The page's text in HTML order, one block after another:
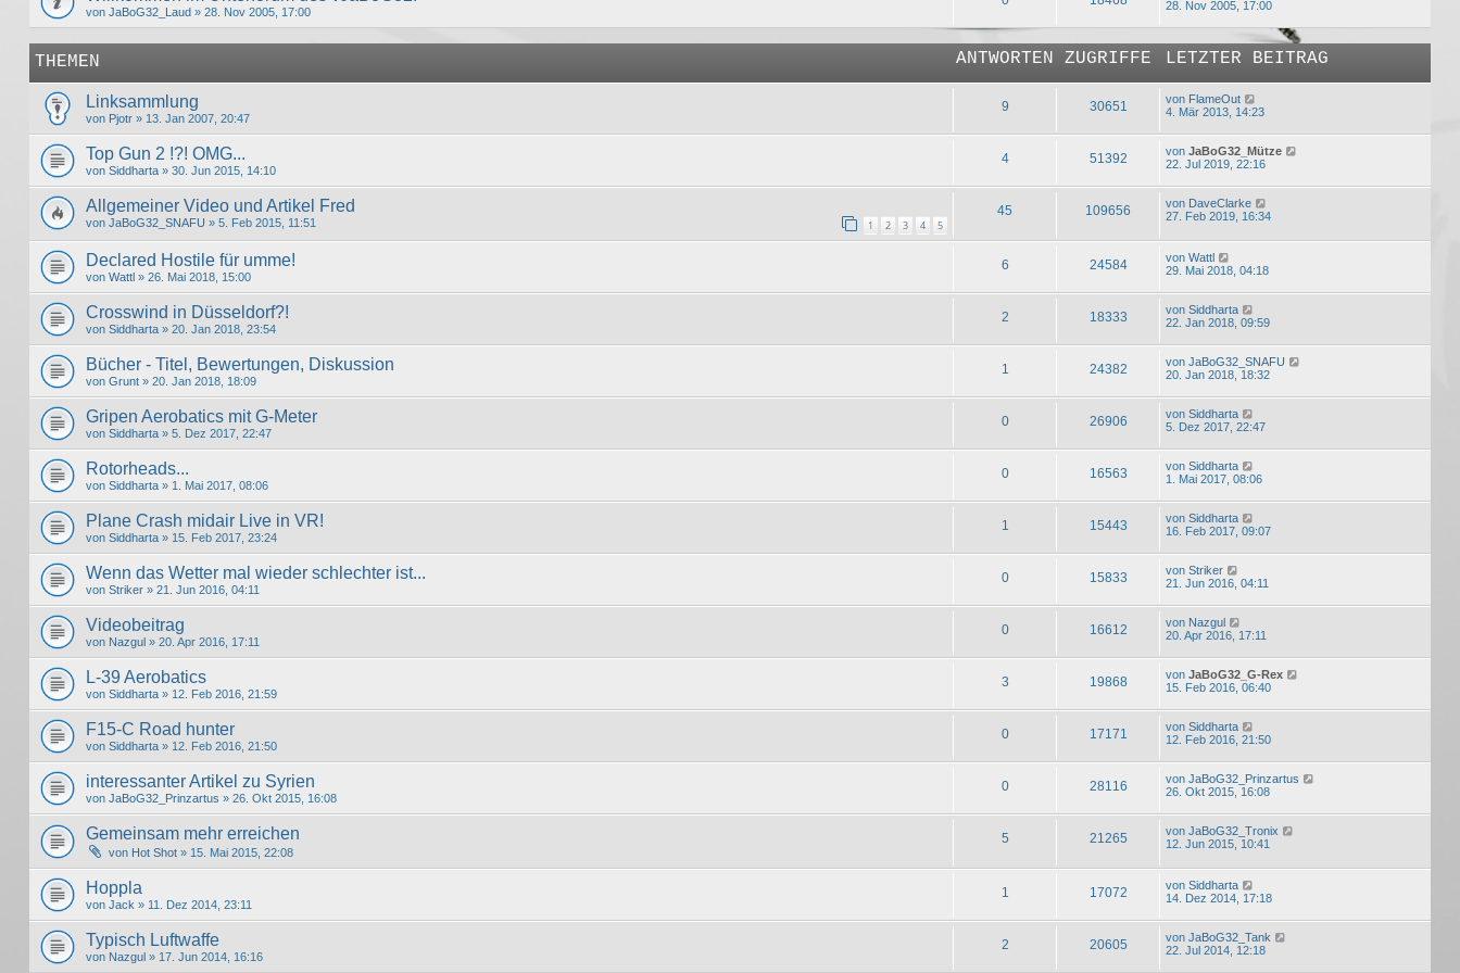
von JaBoG32_Laud » 28. Nov 2005, 17:00 28. Nov 2005, 17:00
THEMEN ANTWORTEN ZUGRIFFE LETZTER BEITRAG
Linksammlung
von Pjotr » 13. Jan 2007, 20:47
9 30651 von FlameOut
4. Mär 2013, 14:23
Top Gun 2 !?! OMG...
von Siddharta » 30. Jun 2015, 14:10
4 51392 von JaBoG32_Mütze
22. Jul 2019, 22:16
Allgemeiner Video und Artikel Fred
von JaBoG32_SNAFU » 5. Feb 2015, 11:51 1 2 3 4 5
45 109656 von DaveClarke
27. Feb 2019, 16:34
Declared Hostile für umme!
von Wattl » 26. Mai 2018, 15:00
6 24584 von Wattl
29. Mai 2018, 04:18
Crosswind in Düsseldorf?!
von Siddharta » 20. Jan 2018, 23:54
2 18333 von Siddharta
22. Jan 2018, 09:59
Bücher - Titel, Bewertungen, Diskussion
von Grunt » 20. Jan 2018, 18:09
1 24382 von JaBoG32_SNAFU
20. Jan 2018, 18:32
Gripen Aerobatics mit G-Meter
von Siddharta » 5. Dez 2017, 22:47
0 26906 von Siddharta
5. Dez 2017, 22:47
Rotorheads...
von Siddharta » 1. Mai 2017, 08:06
0 16563 von Siddharta
1. Mai 2017, 08:06
Plane Crash midair Live in VR!
von Siddharta » 15. Feb 2017, 23:24
1 15443 von Siddharta
16. Feb 2017, 09:07
Wenn das Wetter mal wieder schlechter ist...
von Striker » 21. Jun 2016, 04:11
0 15833 von Striker
21. Jun 2016, 04:11
Videobeitrag
von Nazgul » 20. Apr 2016, 17:11
0 16612 von Nazgul
20. Apr 2016, 17:11
L-39 Aerobatics
von Siddharta » 12. Feb 2016, 21:59
3 19868 von JaBoG32_G-Rex
15. Feb 2016, 06:40
F15-C Road hunter
von Siddharta » 12. Feb 2016, 21:50
0 17171 von Siddharta
12. Feb 2016, 21:50
interessanter Artikel zu Syrien
von JaBoG32_Prinzartus » 26. Okt 2015, 16:08
0 28116 von JaBoG32_Prinzartus
26. Okt 2015, 16:08
Gemeinsam mehr erreichen
von Hot Shot » 15. Mai 2015, 22:08
5 21265 von JaBoG32_Tronix
12. Jun 2015, 10:41
Hoppla
von Jack » 11. Dez 2014, 23:11
1 17072 von Siddharta
14. Dez 2014, 17:18
Typisch Luftwaffe
von Nazgul » 17. Jun 2014, 16:16
2 20605 von JaBoG32_Tank
22. Jul 2014, 12:18